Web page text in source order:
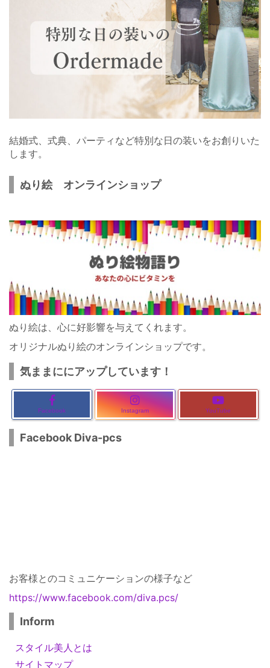
結婚式、式典、パーティなど特別な日の装いをお創りいた
します。
ぬり絵 オンラインショップ
ぬり絵は、心に好影響を与えてくれます。
オリジナルぬり絵のオンラインショップです。
気ままににアップしています！
Facebook Instagram YouTube
Facebook Diva-pcs
お客様とのコミュニケーションの様子など
https://www.facebook.com/diva.pcs/
Inform
スタイル美人とは
サイトマップ